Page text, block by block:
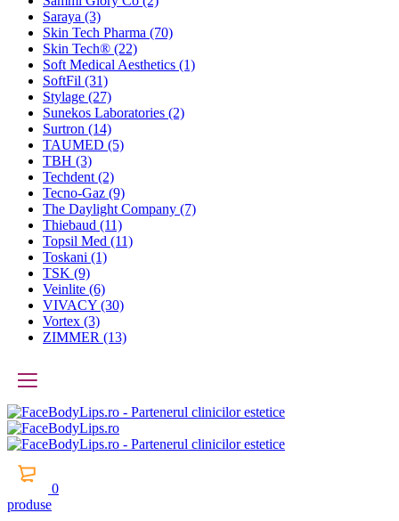
Saraya (3)
Skin Tech Pharma (70)
Skin Tech® (22)
Soft Medical Aesthetics (1)
SoftFil (31)
Stylage (27)
Sunekos Laboratories (2)
Surtron (14)
TAUMED (5)
TBH (3)
Techdent (2)
Tecno-Gaz (9)
The Daylight Company (7)
Thiebaud (11)
Topsil Med (11)
Toskani (1)
TSK (9)
Veinlite (6)
VIVACY (30)
Vortex (3)
ZIMMER (13)
0
produse